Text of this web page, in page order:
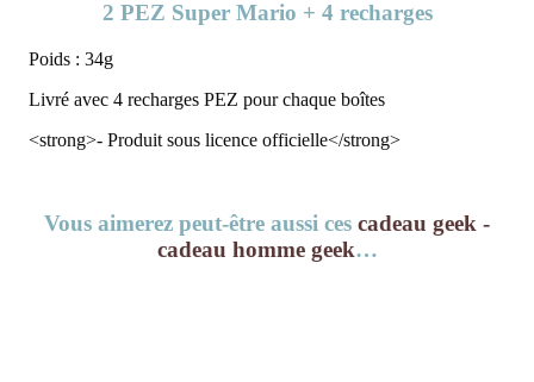
2 PEZ Super Mario + 4 recharges
Poids : 34g
Livré avec 4 recharges PEZ pour chaque boîtes
<strong>- Produit sous licence officielle</strong>
Vous aimerez peut-être aussi ces cadeau geek -
cadeau homme geek…